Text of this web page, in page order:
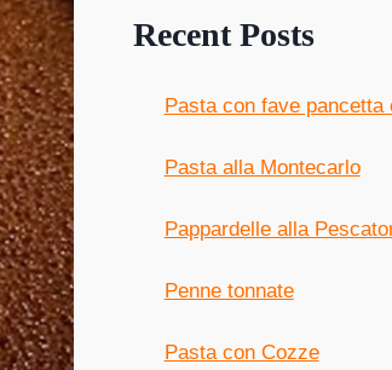
Recent Posts
Pasta con fave pancetta
Pasta alla Montecarlo
Pappardelle alla
Penne tonnate
Pasta con Cozze